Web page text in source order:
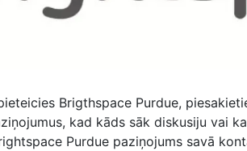
Brigthspace Purdue,
kad kāds sāk diskusiju vai
Purdue paziņojums savā